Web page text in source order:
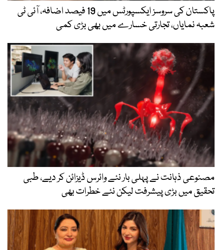
پاکستان کی سروسز ایکسپورٹس میں 19 فیصد اضافہ، آئی ٹی
شعبہ نمایاں، تجارتی خسارے میں بھی بڑی کمی
مصنوعی ذہانت نے پہلی بار نئے وائرس ڈیزائن کر دیے، طبی
تحقیق میں بڑی پیشرفت لیکن نئے خطرات بھی